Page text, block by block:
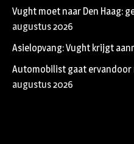
Vught moet naar Den Haag:
augustus 2026
Asielopvang: Vught krijgt
Automobilist gaat ervandoor
augustus 2026